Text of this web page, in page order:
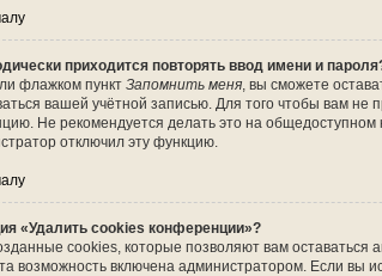
приходится повторять ввод имени и
флажком пункт Запомнить меня, вы сможете
вашей учётной записью. Для того чтобы вам
Не рекомендуется делать это на
отключил эту функцию.
«Удалить cookies конференции»?
cookies, которые позволяют вам
возможность включена администратором. Если